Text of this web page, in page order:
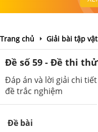
Trang chủ Giải bài tập
Đề số 59 - Đề thi
Đáp án và lời giải chi
đề trắc nghiệm
Đề bài